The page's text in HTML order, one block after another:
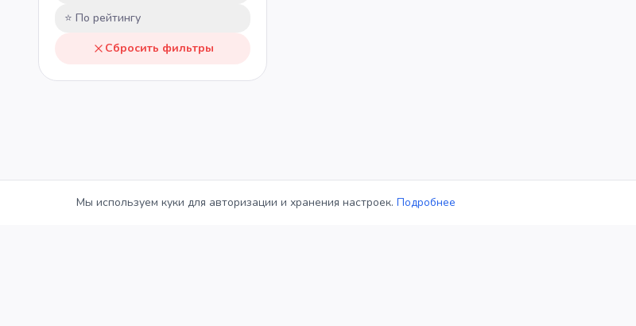
⭐ По рейтингу
Сбросить фильтры
Мы используем куки для авторизации и хранения настроек. Подробнее